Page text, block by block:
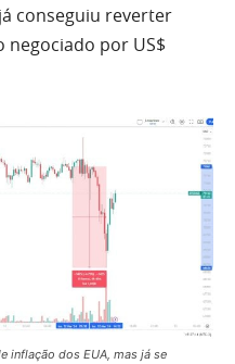
conseguiu reverter
negociado por US$
inflação dos EUA, mas já se